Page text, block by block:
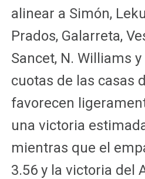
alinear a Simón,
Prados, Galarreta,
Sancet, N. Williams
cuotas de las casas
favorecen
una victoria
mientras que el
3.56 y la victoria del